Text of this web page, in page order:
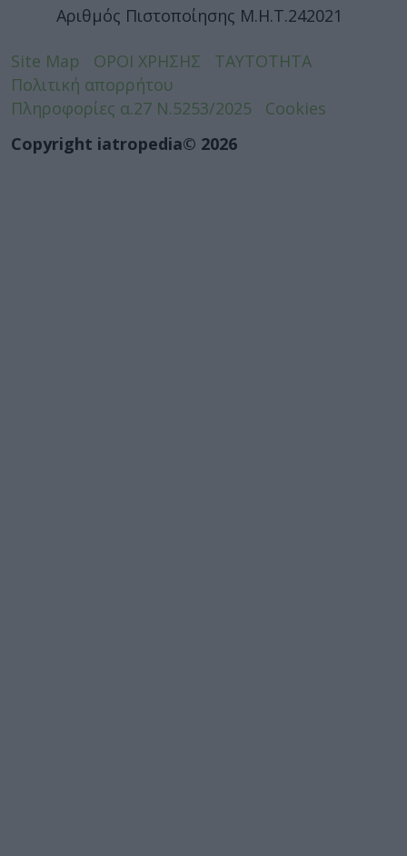
Αριθμός Πιστοποίησης Μ.Η.Τ.242021
Site Map ΟΡΟΙ ΧΡΗΣΗΣ
ΤΑΥΤΟΤΗΤΑ
Πολιτική απορρήτου
Πληροφορίες α.27 Ν.5253/2025
Cookies
Copyright iatropedia© 2026